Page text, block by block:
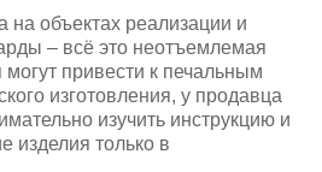
на объектах реализации и
– всё это неотъемлемая
привести к печальным
изготовления, у продавца
изучить инструкцию и
изделия только в